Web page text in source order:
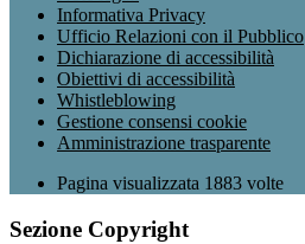
Informativa Privacy
Ufficio Relazioni con il Pubblico
Dichiarazione di accessibilità
Obiettivi di accessibilità
Whistleblowing
Gestione consensi cookie
Amministrazione trasparente
Pagina visualizzata 1883 volte
Sezione Copyright